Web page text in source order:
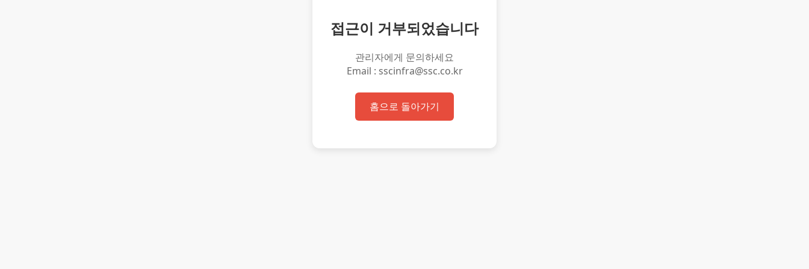
접근이 거부되었습니다
관리자에게 문의하세요
Email : sscinfra@ssc.co.kr
홈으로 돌아가기